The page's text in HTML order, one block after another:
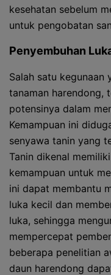
kesehatan sebelum
untuk pengobatan
Penyembuhan
Salah satu kegunaan
tanaman harendong,
potensinya dalam
Kemampuan ini
senyawa tanin yang
Tanin dikenal
kemampuan untuk
ini dapat membantu
luka kecil dan
luka, sehingga
mempercepat
beberapa penelitian
daun harendong